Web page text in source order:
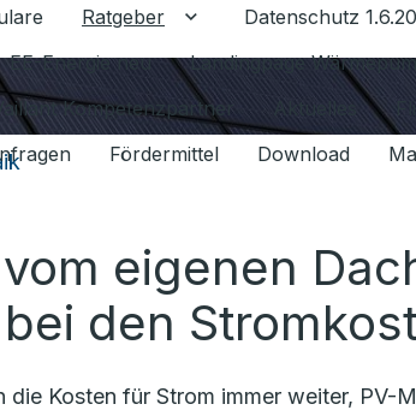
Ratgeber Untermenü für
Datenschutz
EE-Energie neu Landingpage
Kompetenzpartner
Aktuelles
Fördermittel Download
eigenen
den
Kosten für Strom immer weiter, PV-